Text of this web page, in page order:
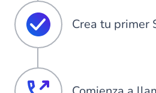
Crea tu primer